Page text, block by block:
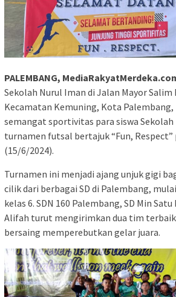
PALEMBANG,
Sekolah Nurul Iman di Jalan Mayor Salim
Kecamatan Kemuning, Kota Palembang,
semangat sportivitas para siswa Sekolah
turnamen futsal bertajuk “Fun, Respect”
(15/6/2024).
Turnamen ini menjadi ajang unjuk gigi
cilik dari berbagai SD di Palembang,
kelas 6. SDN 160 Palembang, SD Min
Alifah turut mengirimkan dua tim
bersaing memperebutkan gelar juara.